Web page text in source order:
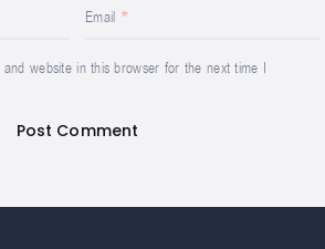
Email
website in this browser for the next time I